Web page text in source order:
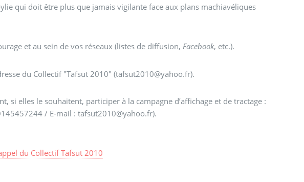
qui doit être plus que jamais vigilante face aux plans machiavéliques
et au sein de vos réseaux (listes de diffusion,Facebook, etc.).
du Collectif "Tafsut 2010" (tafsut2010@yahoo.fr).
si elles le souhaitent, participer à la campagne d’affichage et de tractage :
/ E-mail : tafsut2010@yahoo.fr).
du Collectif Tafsut 2010